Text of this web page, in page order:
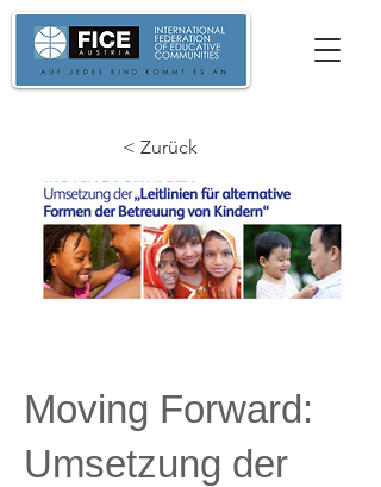
< Zurück
Moving Forward:
Umsetzung der